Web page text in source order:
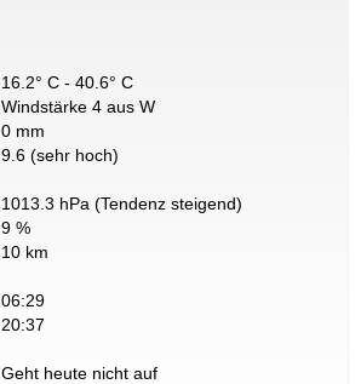
16.2° C - 40.6° C
Windstärke 4 aus W
0 mm
9.6 (sehr hoch)
1013.3 hPa (Tendenz steigend)
9 %
10 km
06:29
20:37
Geht heute nicht auf